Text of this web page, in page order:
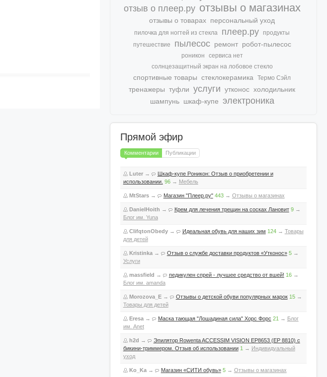
отзыв о плеер.ру отзывы о магазинах
отзывы о товарах персональный уход
пилочка для ногтей из стекла плеер.ру
продукты
путешествие
пылесос ремонт робот-пылесос
роникон
сервиса нет
солнцезащитный экран на лобовое стекло
спортивные товары стеклокерамика Термо Сэйл
тренажеры туфли услуги утконос холодильник
шампунь шкаф-купе электроника
Прямой эфир
Комментарии Публикации
Luter→
Шкаф-купе Роникон: Отзыв о приобретении и
использовании. 96→ Мебель
MtStars→ Магазин "Плеер.ру" 443→ Отзывы о магазинах
DanielHoith → Крем для лечения трещин на сосках Лановит 9→
Блог им. Yuna
ClifqtonObedy→ Идеальная обувь для наших зим 124→ Товары
для детей
Kristinka→ Отзыв о службе доставки продуктов «Утконос» 5→
Услуги
massfield → педикулен спрей - лучшее средство от вшей! 16→
Блог им. amanda
Morozova_E→ Отзывы о детской обуви популярных марок 15→
Товары для детей
Eresa→ Маска тающая "Лошадиная сила" Хорс Форс 21 → Блог
им. Anet
h2d →
Эпилятор Rowenta ACCESSIM VISION EP8653 (EP 8810) с
бикини-триммером. Отзыв об использовании 1 → Индивидуальный
уход
Ko_Ka→ Магазин «СИТИ обувь» 5→ Отзывы о магазинах